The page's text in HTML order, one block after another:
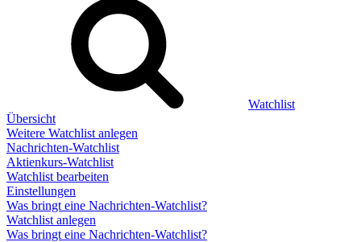
Watchlist
Übersicht
Weitere Watchlist anlegen
Nachrichten-Watchlist
Aktienkurs-Watchlist
Watchlist bearbeiten
Einstellungen
Was bringt eine Nachrichten-Watchlist?
Watchlist anlegen
Was bringt eine Nachrichten-Watchlist?